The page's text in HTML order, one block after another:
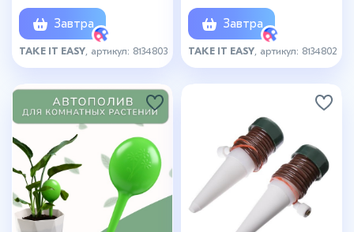
Завтра
TAKE IT EASY , артикул: 8134803
Завтра
TAKE IT EASY , артикул: 8134802